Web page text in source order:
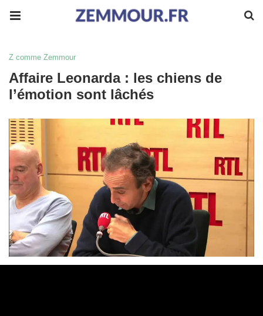
Z comme Zemmour
Affaire Leonarda : les chiens de
l’émotion sont lâchés